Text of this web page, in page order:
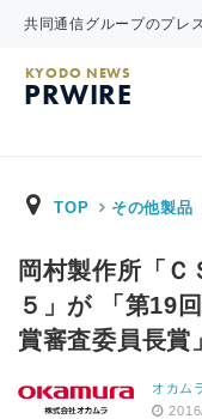
共同通信グループのプレ
KYODO NEWS
PRWIRE
TOP その他製品
岡村製作所「Ｃ
５」が 「第19
賞審査委員長賞
オカム